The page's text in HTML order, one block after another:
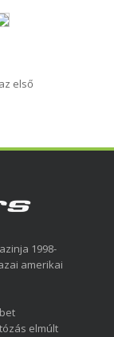
első
1998-
amerikai
elmúlt